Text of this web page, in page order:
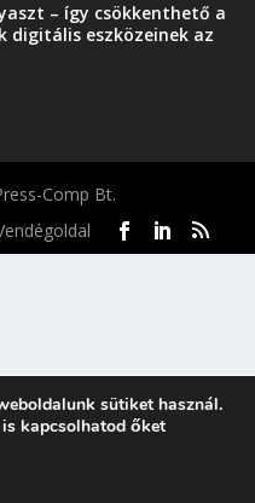
– így csökkenthető a
digitális eszközeinek az
Comp Bt.
sütiket használ.
kapcsolhatod őket